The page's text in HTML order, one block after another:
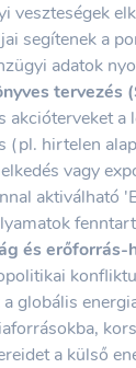
veszteségek
segítenek a
adatok
tervezés
akcióterveket a
(pl. hirtelen
vagy
aktiválható
és erőforrás-
globális
a külső